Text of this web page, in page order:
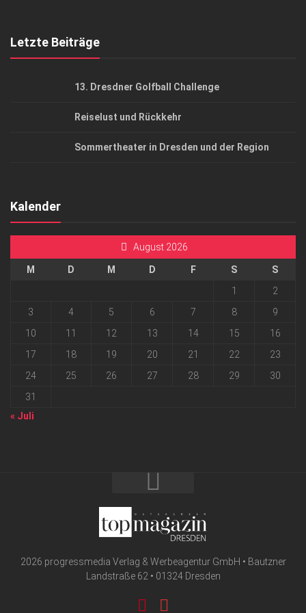
Letzte Beiträge
13. Dresdner Golfball Challenge
Reiselust und Rückkehr
Sommertheater in Dresden und der Region
Kalender
August 2026
M D M D F S
S
1
2
3
4 5 6 7 8
9
10
11 12 13 14 15
16
17
18 19 20 21 22
23
24
25 26 27 28 29
30
31
« Juli
2026 progressmedia Verlag & Werbeagentur GmbH • Bautzner
Landstraße 62 • 01324 Dresden